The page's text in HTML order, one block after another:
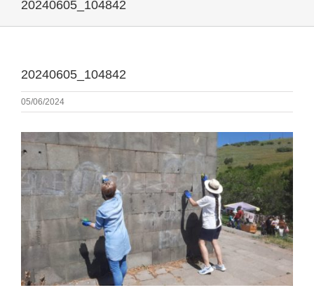
20240605_104842
20240605_104842
05/06/2024